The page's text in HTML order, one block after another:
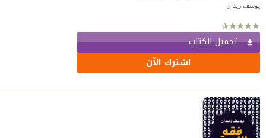
يوسف زيدان
تحميل الكتاب
اشترك الآن